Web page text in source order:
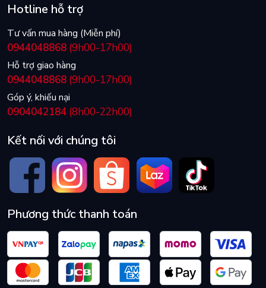
Hotline hỗ trợ
Tư vấn mua hàng (Miễn phí)
0944048868 (9h00-17h00)
Hỗ trợ giao hàng
0944048868 (9h00-17h00)
Góp ý, khiếu nại
0904042184 (8h00-22h00)
Kết nối với chúng tôi
Phương thức thanh toán